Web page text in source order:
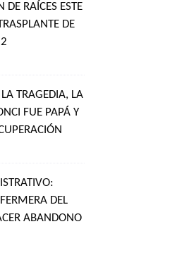
DE RAÍCES ESTE
DE
TRAGEDIA, LA
FUE PAPÁ Y
DEL
ABANDONO